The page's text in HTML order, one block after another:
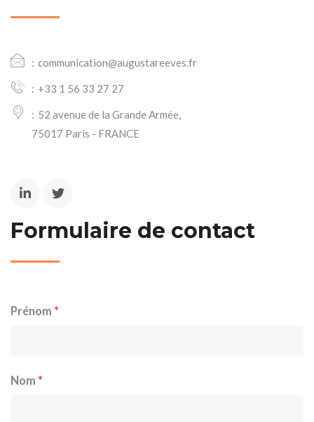
communication@augustareeves.fr
+33 1 56 33 27 27
52 avenue de la Grande Armée,
75017 Paris - FRANCE
Formulaire de contact
Prénom
Nom